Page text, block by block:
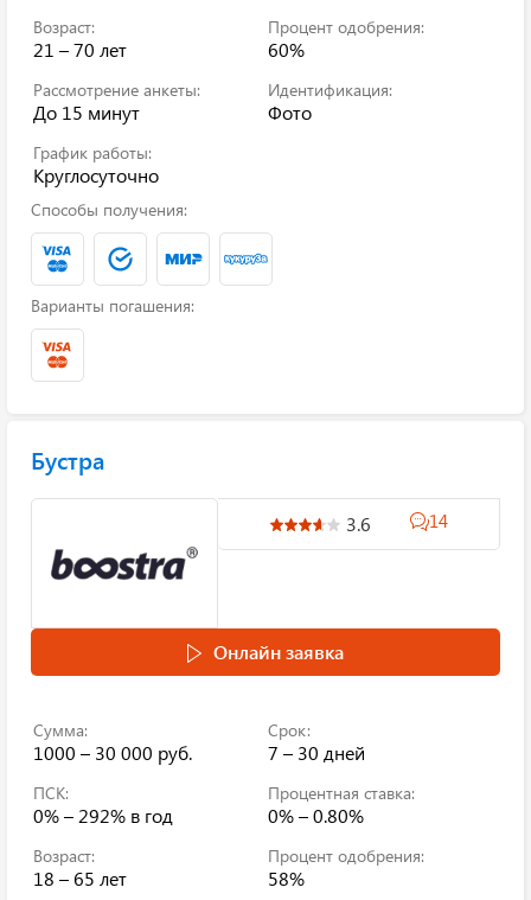
Возраст:
21 – 70 лет
Процент одобрения:
60%
Рассмотрение анкеты:
До 15 минут
Идентификация:
Фото
График работы:
Круглосуточно
Способы получения:
Варианты погашения:
Бустра
3.6 14
Онлайн заявка
Сумма:
1000 – 30 000 руб.
Срок:
7 – 30 дней
ПСК:
0% – 292% в год
Процентная ставка:
0% – 0.80%
Возраст:
18 – 65 лет
Процент одобрения:
58%